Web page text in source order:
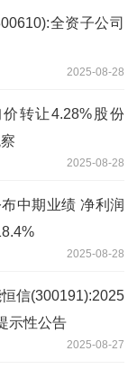
全资子公司
2025-08-28
转让4.28%股份
2025-08-28
中期业绩 净利润
2025-08-28
信(300191):2025
示性公告
2025-08-27